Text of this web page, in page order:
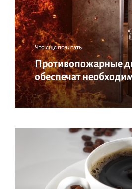
Что еще почитать:
Противопожарные
обеспечат